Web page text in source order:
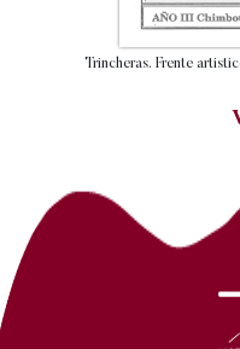
Trincheras. Frente